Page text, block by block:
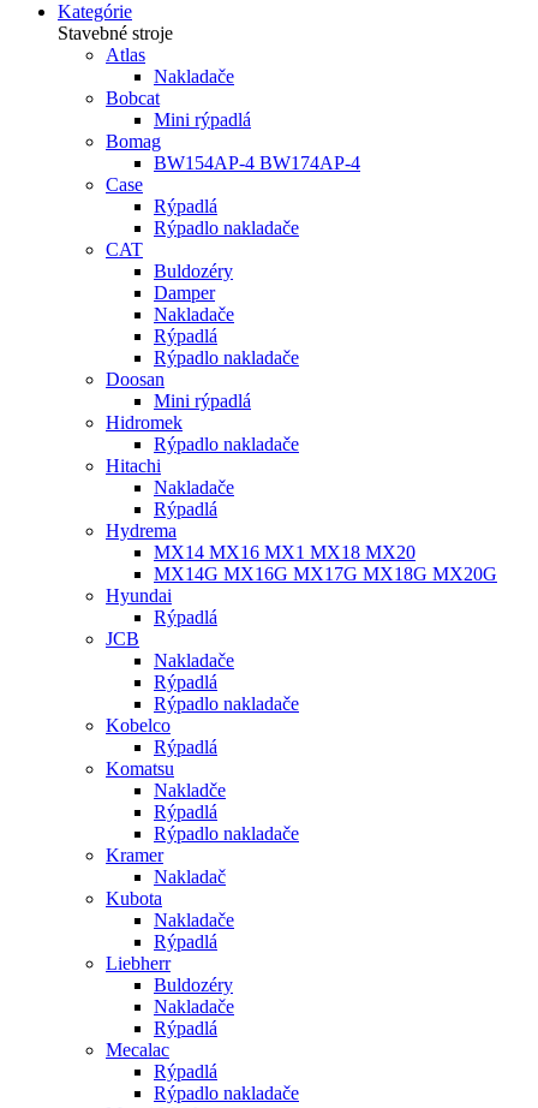
Kategórie
Stavebné stroje
Atlas
Nakladače
Bobcat
Mini rýpadlá
Bomag
BW154AP-4 BW174AP-4
Case
Rýpadlá
Rýpadlo nakladače
CAT
Buldozéry
Damper
Nakladače
Rýpadlá
Rýpadlo nakladače
Doosan
Mini rýpadlá
Hidromek
Rýpadlo nakladače
Hitachi
Nakladače
Rýpadlá
Hydrema
MX14 MX16 MX1 MX18 MX20
MX14G MX16G MX17G MX18G MX20G
Hyundai
Rýpadlá
JCB
Nakladače
Rýpadlá
Rýpadlo nakladače
Kobelco
Rýpadlá
Komatsu
Nakladče
Rýpadlá
Rýpadlo nakladače
Kramer
Nakladač
Kubota
Nakladače
Rýpadlá
Liebherr
Buldozéry
Nakladače
Rýpadlá
Mecalac
Rýpadlá
Rýpadlo nakladače